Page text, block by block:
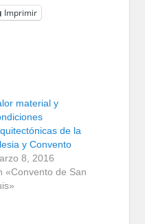
Imprimir
material y
de la
y Convento
8, 2016
«Convento de San